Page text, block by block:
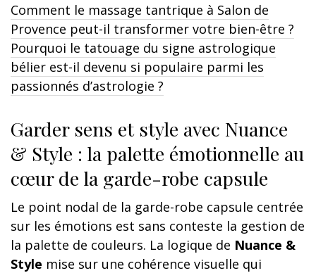
Comment le massage tantrique à Salon de
Provence peut-il transformer votre bien-être ?
Pourquoi le tatouage du signe astrologique
bélier est-il devenu si populaire parmi les
passionnés d’astrologie ?
Garder sens et style avec Nuance
& Style : la palette émotionnelle au
cœur de la garde-robe capsule
Le point nodal de la garde-robe capsule centrée
sur les émotions est sans conteste la gestion de
la palette de couleurs. La logique de Nuance &
Style mise sur une cohérence visuelle qui